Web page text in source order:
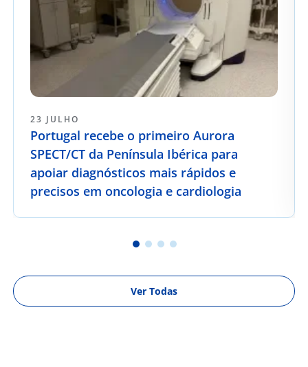
23 JULHO
Portugal recebe o primeiro Aurora
SPECT/CT da Península Ibérica para
apoiar diagnósticos mais rápidos e
precisos em oncologia e cardiologia
Ver Todas